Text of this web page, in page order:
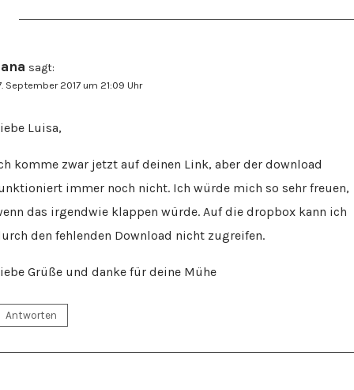
sagt:
September 2017 um 21:09 Uhr
Luisa,
komme zwar jetzt auf deinen Link, aber der download
immer noch nicht. Ich würde mich so sehr freuen,
das irgendwie klappen würde. Auf die dropbox kann ich
den fehlenden Download nicht zugreifen.
Grüße und danke für deine Mühe
Antworten